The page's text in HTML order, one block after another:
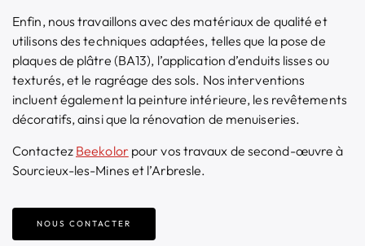
Enfin, nous travaillons avec des matériaux de qualité et
utilisons des techniques adaptées, telles que la pose de
plaques de plâtre (BA13), l’application d’enduits lisses ou
texturés, et le ragréage des sols. Nos interventions
incluent également la peinture intérieure, les revêtements
décoratifs, ainsi que la rénovation de menuiseries.
Contactez Beekolor pour vos travaux de second-œuvre à
Sourcieux-les-Mines et l’Arbresle.
NOUS CONTACTER